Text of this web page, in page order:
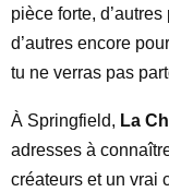
pièce forte,
d’autres encore
tu ne verras pas
À Springfield, La
adresses à
créateurs et un vrai